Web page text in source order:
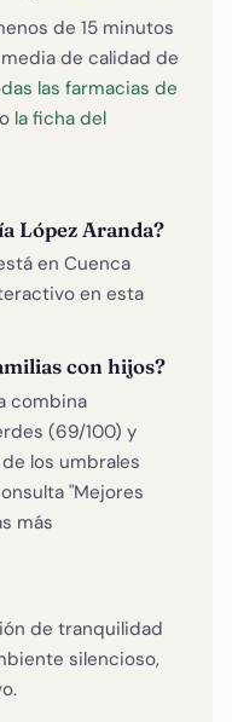
de 15 minutos
de calidad de
las farmacias de
o la ficha del
López Aranda?
en Cuenca
en esta
con hijos?
combina
(69/100) y
los umbrales
"Mejores
más
de tranquilidad
silencioso,